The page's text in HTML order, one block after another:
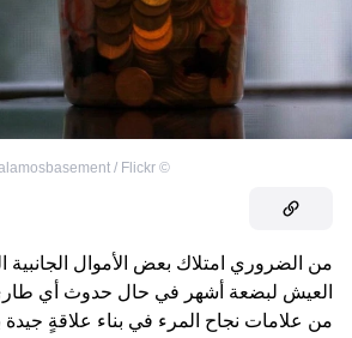
©
/ Flickr
من الضروري امتلاك بعض الأموال
العيش لبضعة أشهر في حال حدوث أي
من علامات نجاح المرء في بناء علاقةٍ